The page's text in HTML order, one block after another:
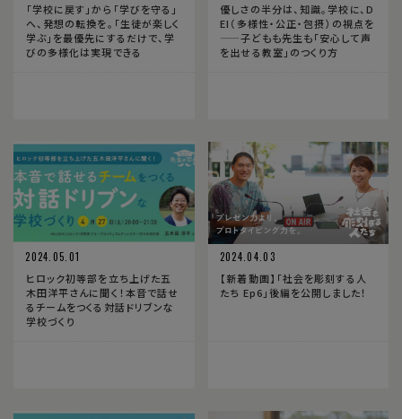
「学校に戻す」から「学びを守る」
へ、発想の転換を。「生徒が楽しく
学ぶ」を最優先にするだけで、学
びの多様化は実現できる
優しさの半分は、知識。学校に、D
EI（多様性・公正・包摂）の視点を
——子どもも先生も「安心して声
を出せる教室」のつくり方
2024.05.01
ヒロック初等部を立ち上げた五
木田洋平さんに聞く！本音で話せ
るチームをつくる対話ドリブンな
学校づくり
2024.04.03
【新着動画】「社会を彫刻する人
たち Ep6」後編を公開しました！